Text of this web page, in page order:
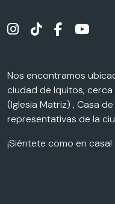
Nos encontramos
ciudad de Iquitos,
(Iglesia Matriz) , Casa
representativas de la
¡Siéntete como en casa!